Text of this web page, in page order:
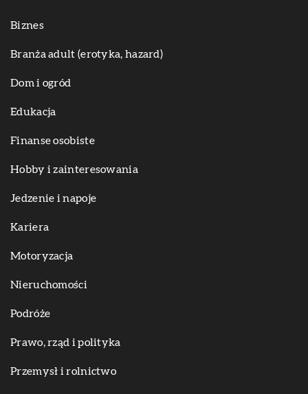
Biznes
Branża adult (erotyka, hazard)
Dom i ogród
Edukacja
Finanse osobiste
Hobby i zainteresowania
Jedzenie i napoje
Kariera
Motoryzacja
Nieruchomości
Podróże
Prawo, rząd i polityka
Przemysł i rolnictwo